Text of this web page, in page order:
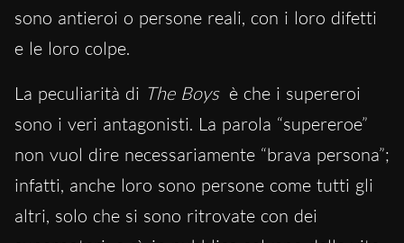
sono antieroi o persone reali, con i loro difetti
e le loro colpe.
La peculiarità di The Boys è che i supereroi
sono i veri antagonisti. La parola “supereroe”
non vuol dire necessariamente “brava persona”;
infatti, anche loro sono persone come tutti gli
altri, solo che si sono ritrovate con dei